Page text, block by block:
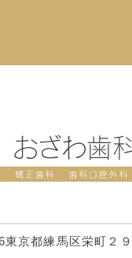
東京都練馬区栄町２